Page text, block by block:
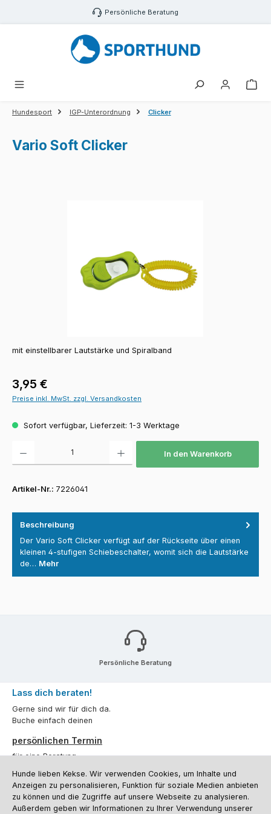
Zum Hauptinhalt springen Persönliche Beratung
Hundesport IGP-Unterordnung Clicker
Vario Soft Clicker
mit einstellbarer Lautstärke und Spiralband
Regulärer Preis:
3,95 €
Preise inkl. MwSt. zzgl. Versandkosten
Sofort verfügbar, Lieferzeit: 1-3 Werktage
In den Warenkorb
Artikel-Nr.: 7226041
Beschreibung
Der Vario Soft Clicker verfügt auf der Rückseite über einen
kleinen 4-stufigen Schiebeschalter, womit sich die Lautstärke
de… Mehr
Persönliche Beratung
Lass dich beraten!
Gerne sind wir für dich da.
Buche einfach deinen
persönlichen Termin
für eine Beratung.
Oder über unserKontaktformular.
Vertrag widerrufen
Hunde lieben Kekse. Wir verwenden Cookies, um Inhalte und
Anzeigen zu personalisieren, Funktion für soziale Medien anbieten
zu können und die Zugriffe auf unsere Webseite zu analysieren.
Außerdem geben wir Informationen zu Ihrer Verwendung unserer